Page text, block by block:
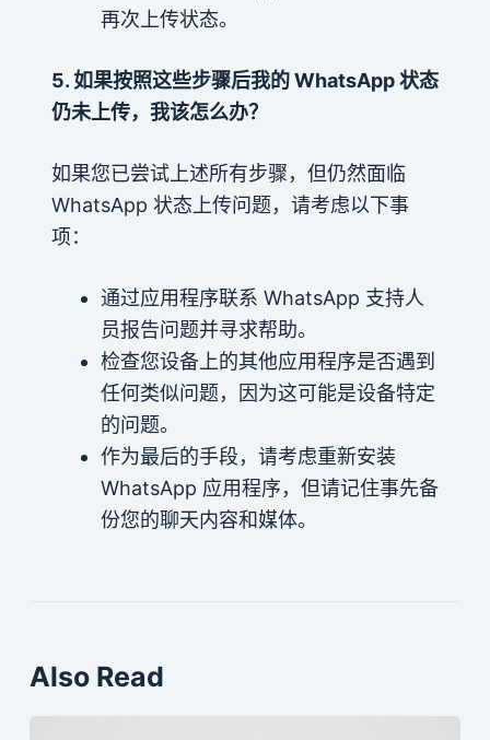
再次上传状态。
5. 如果按照这些步骤后我的 WhatsApp 状态
仍未上传，我该怎么办？
如果您已尝试上述所有步骤，但仍然面临
WhatsApp 状态上传问题，请考虑以下事
项：
通过应用程序联系 WhatsApp 支持人
员报告问题并寻求帮助。
检查您设备上的其他应用程序是否遇到
任何类似问题，因为这可能是设备特定
的问题。
作为最后的手段，请考虑重新安装
WhatsApp 应用程序，但请记住事先备
份您的聊天内容和媒体。
Also Read